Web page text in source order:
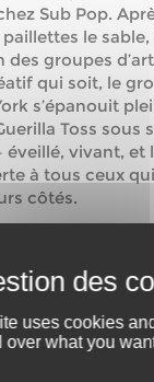
Sub Pop.
le
des groupes
qui soit, le
s’épanouit
Toss sous
éveillé, vivant, et
à tous ceux qui
côtés.
uses cookies
over what you